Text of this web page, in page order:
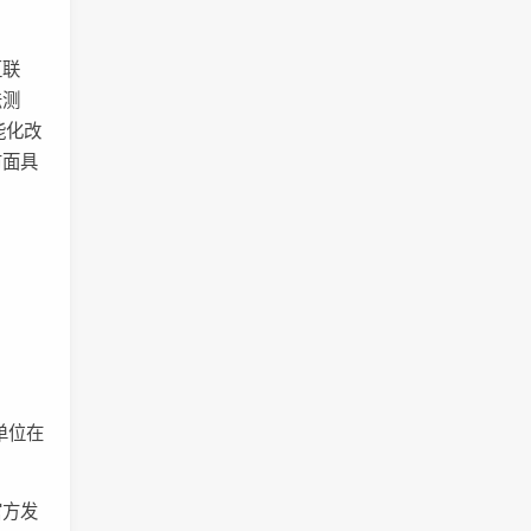
化改
具
位在
发